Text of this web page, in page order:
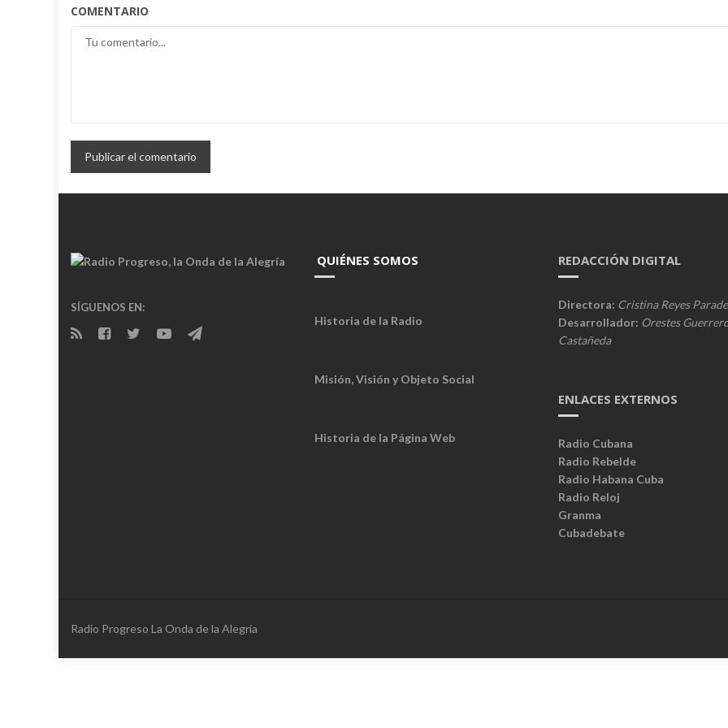
COMENTARIO
SÍGUENOS EN:
QUIÉNES SOMOS
Historia de la Radio
Misión, Visión y Objeto Social
Historia de la Página Web
REDACCIÓN DIGITAL
Directora: Cristina Reyes
Desarrollador: Orestes
Castañeda
ENLACES EXTERNOS
Radio Cubana
Radio Rebelde
Radio Habana Cuba
Radio Reloj
Granma
Cubadebate
Radio Progreso La Onda de la Alegría